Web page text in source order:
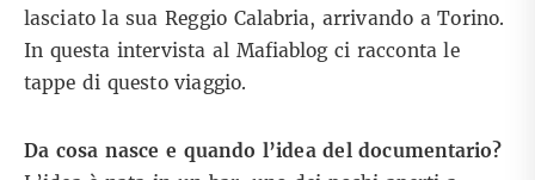
lasciato la sua Reggio Calabria, arrivando a Torino.
In questa intervista al Mafiablog ci racconta le
tappe di questo viaggio.
Da cosa nasce e quando l’idea del documentario?